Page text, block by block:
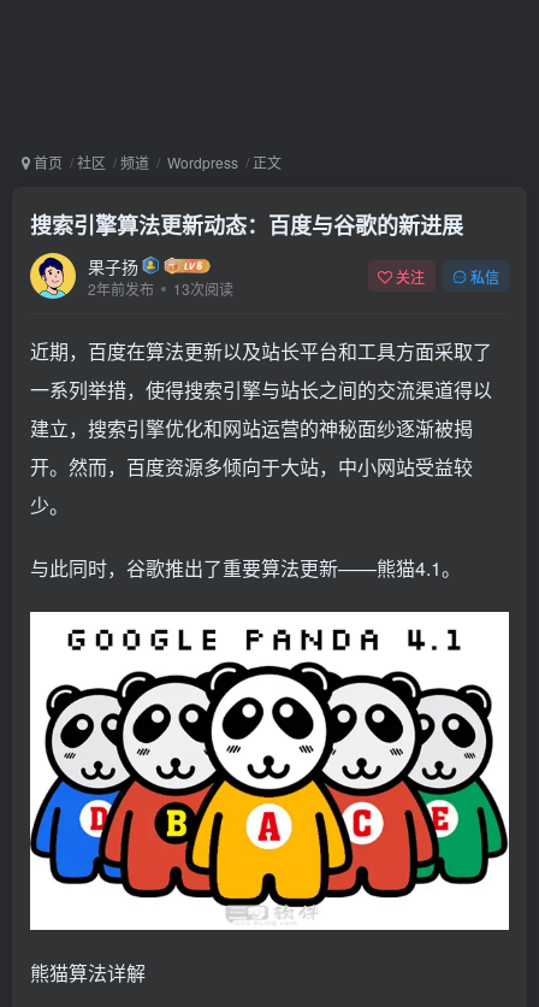
首页 社区 频道 Wordpress 正文
搜索引擎算法更新动态：百度与谷歌的新进展
果子扬
2年前发布 13次阅读
关注 私信
近期，百度在算法更新以及站长平台和工具方面采取了
一系列举措，使得搜索引擎与站长之间的交流渠道得以
建立，搜索引擎优化和网站运营的神秘面纱逐渐被揭
开。然而，百度资源多倾向于大站，中小网站受益较
少。
与此同时，谷歌推出了重要算法更新——熊猫4.1。
熊猫算法详解